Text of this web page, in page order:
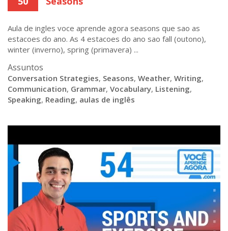
Aula de ingles voce aprende agora seasons que sao as
estacoes do ano. As 4 estacoes do ano sao fall (outono),
winter (inverno), spring (primavera) ...
Assuntos
Conversation Strategies, Seasons, Weather, Writing,
Communication, Grammar, Vocabulary, Listening,
Speaking, Reading, aulas de inglês